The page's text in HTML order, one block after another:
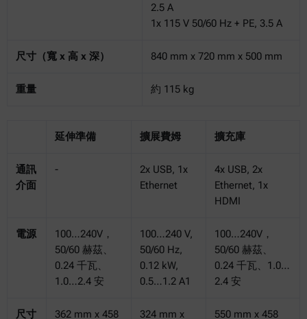
2.5 A
1x 115 V 50/60 Hz + PE, 3.5 A
尺寸（寬 x 高 x 深） 840 mm x 720 mm x 500 mm
重量 約 115 kg
延伸準備 擴展費姆 擴充庫
通訊
介面
-
2x USB, 1x
Ethernet
4x USB, 2x
Ethernet, 1x
HDMI
電源
100…240V，
50/60 赫茲、
0.24 千瓦、
1.0…2.4 安
100…240 V,
50/60 Hz,
0.12 kW,
0.5…1.2 A1
100…240V，
50/60 赫茲、
0.24 千瓦、1.0…
2.4 安
尺寸 362 mm x 458 324 mm x 550 mm x 458